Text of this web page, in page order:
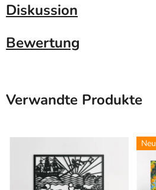
Diskussion
Bewertung
Verwandte Produkte
Neu